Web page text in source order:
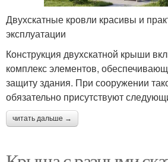
Двухскатные кровли красивы и
эксплуатации
Конструкция двухскатной крыши
комплекс элементов,
защиту здания. При сооружении
обязательно присутствуют
читать дальше →